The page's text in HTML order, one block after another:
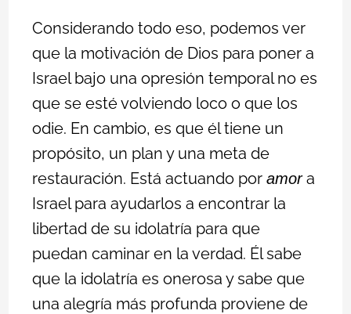
Considerando todo eso, podemos ver
que la motivación de Dios para poner a
Israel bajo una opresión temporal no es
que se esté volviendo loco o que los
odie. En cambio, es que él tiene un
propósito, un plan y una meta de
restauración. Está actuando por amora
Israel para ayudarlos a encontrar la
libertad de su idolatría para que
puedan caminar en la verdad. Él sabe
que la idolatría es onerosa y sabe que
una alegría más profunda proviene de